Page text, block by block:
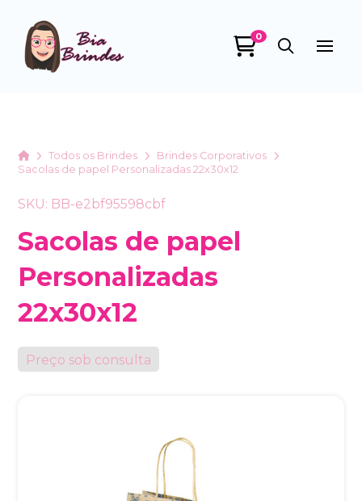
0
HomeTodos os Brindes
Brindes Corporativos
Sacolas de papel Personalizadas 22x30x12
SKU: BB-e2bf95598cbf
Sacolas de papel
Personalizadas
22x30x12
Preço sob consulta
A nossa empresa está comprometida a proteger e respeitar
sua privacidade, utilizaremos seus dados apenas para fins
de marketing. Você pode alterar suas preferências a